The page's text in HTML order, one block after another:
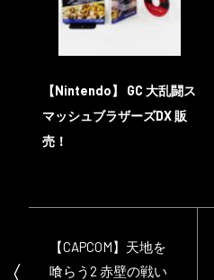
【Nintendo】 GC 大乱闘ス
マッシュブラザーズDX 販
売！
【CAPCOM】天地を
喰らう2 赤壁の戦い